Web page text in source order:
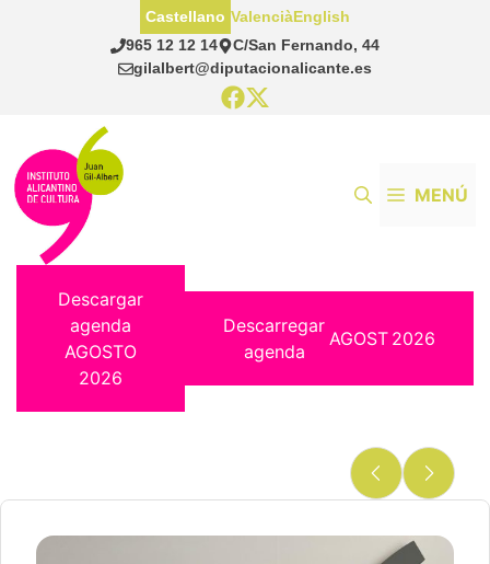
965 12 12 14
C/San Fernando, 44
gilalbert@diputacionalicante.es
Castellano ValenciàEnglish
MENÚ
Descargar
agenda
AGOSTO
2026
Descarregar
agenda
AGOST 2026